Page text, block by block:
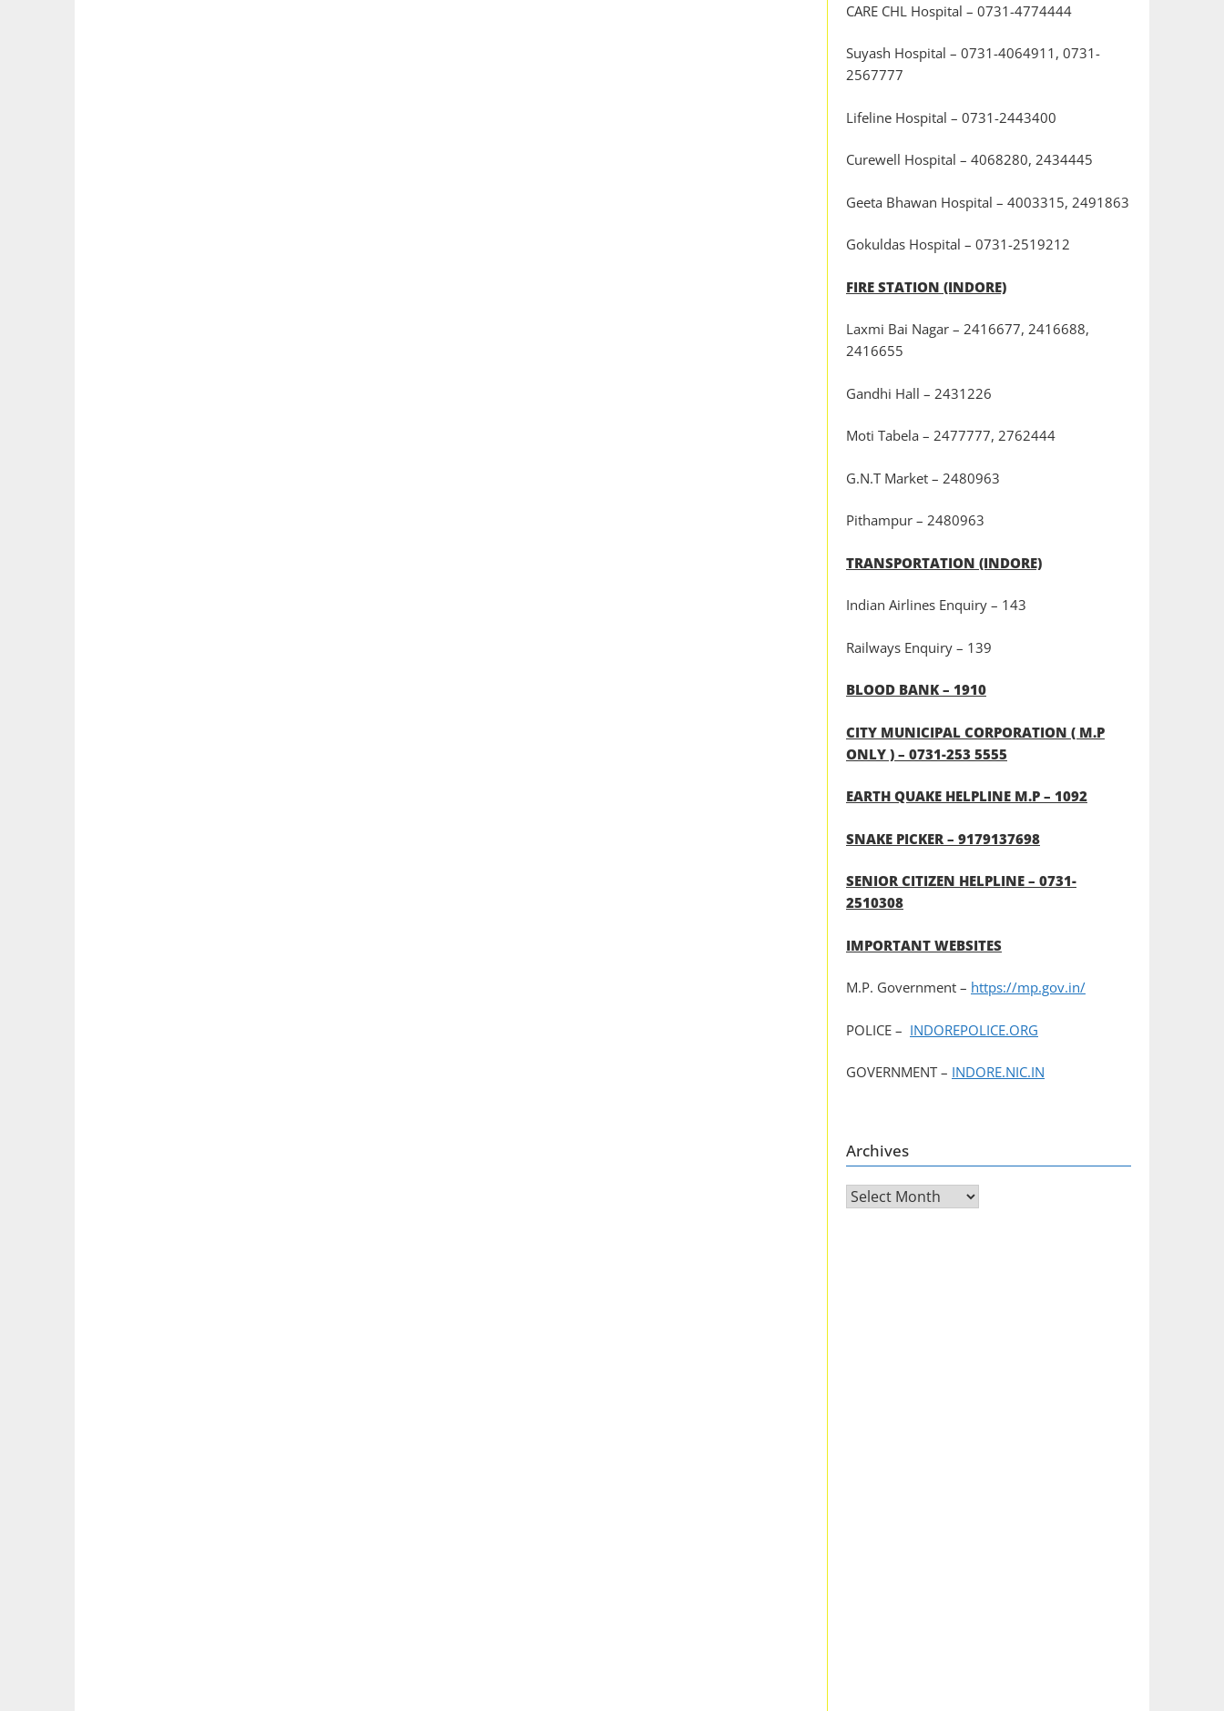
CARE CHL Hospital – 0731-4774444
Suyash Hospital – 0731-4064911, 0731-
2567777
Lifeline Hospital – 0731-2443400
Curewell Hospital – 4068280, 2434445
Geeta Bhawan Hospital – 4003315, 2491863
Gokuldas Hospital – 0731-2519212
FIRE STATION (INDORE)
Laxmi Bai Nagar – 2416677, 2416688,
2416655
Gandhi Hall – 2431226
Moti Tabela – 2477777, 2762444
G.N.T Market – 2480963
Pithampur – 2480963
TRANSPORTATION (INDORE)
Indian Airlines Enquiry – 143
Railways Enquiry – 139
BLOOD BANK – 1910
CITY MUNICIPAL CORPORATION ( M.P
ONLY ) – 0731-253 5555
EARTH QUAKE HELPLINE M.P – 1092
SNAKE PICKER – 9179137698
SENIOR CITIZEN HELPLINE – 0731-
2510308
IMPORTANT WEBSITES
M.P. Government – https://mp.gov.in/
POLICE – INDOREPOLICE.ORG
GOVERNMENT – INDORE.NIC.IN
Archives
Archives